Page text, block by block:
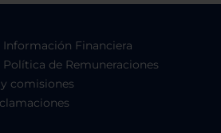
Financiera
de Remuneraciones
comisiones